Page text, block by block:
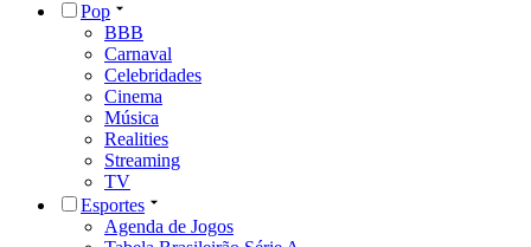
Pop
BBB
Carnaval
Celebridades
Cinema
Música
Realities
Streaming
TV
Esportes
Agenda de Jogos